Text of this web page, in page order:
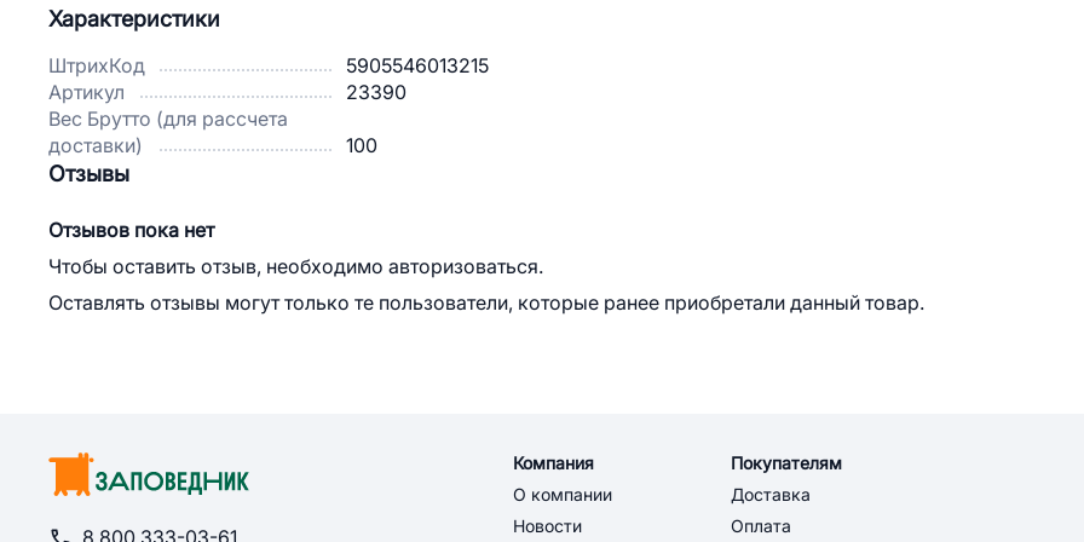
Характеристики
ШтрихКод
5905546013215
Артикул
23390
Вес Брутто (для рассчета
доставки)
100
Отзывы
Отзывов пока нет
Чтобы оставить отзыв, необходимо авторизоваться.
Оставлять отзывы могут только те пользователи, которые ранее приобретали данный товар.
8 800 333-03-61
Компания
О компании
Новости
Покупателям
Доставка
Оплата